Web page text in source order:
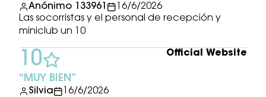
Anónimo 133961
16/6/2026
Las socorristas y el personal de recepción y
miniclub un 10
MUY BIEN
Silvia
16/6/2026
10 Official Website